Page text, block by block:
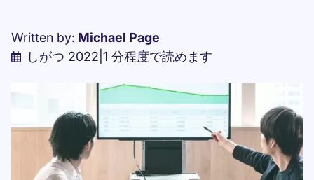
Written by: Michael Page
しがつ 2022 1 分程度で読めます